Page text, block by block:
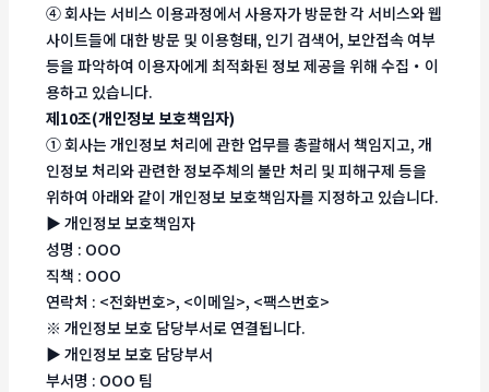
④ 회사는 서비스 이용과정에서 사용자가 방문한 각 서비스와 웹
사이트들에 대한 방문 및 이용형태, 인기 검색어, 보안접속 여부
등을 파악하여 이용자에게 최적화된 정보 제공을 위해 수집・이
용하고 있습니다.
제10조(개인정보 보호책임자)
① 회사는 개인정보 처리에 관한 업무를 총괄해서 책임지고, 개
인정보 처리와 관련한 정보주체의 불만 처리 및 피해구제 등을
위하여 아래와 같이 개인정보 보호책임자를 지정하고 있습니다.
▶ 개인정보 보호책임자
성명 : OOO
직책 : OOO
연락처 : <전화번호>, <이메일>, <팩스번호>
※ 개인정보 보호 담당부서로 연결됩니다.
▶ 개인정보 보호 담당부서
부서명 : OOO 팀